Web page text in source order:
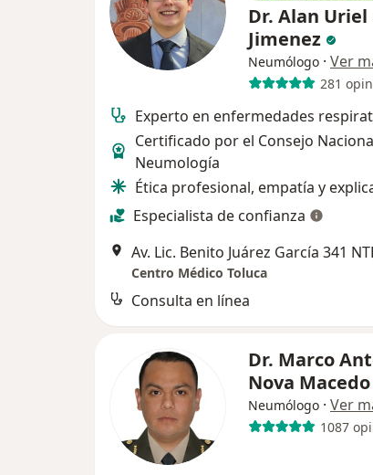
Dr. Alan Uriel
Jimenez
Neumólogo · Ver
281
Experto en enfermedades
Certificado por el Consejo
Neumología
Ética profesional, empatía y
Especialista de confianza
Centro Médico Toluca
Consulta en línea
Dr. Marco
Nova Macedo
Neumólogo · Ver
1087